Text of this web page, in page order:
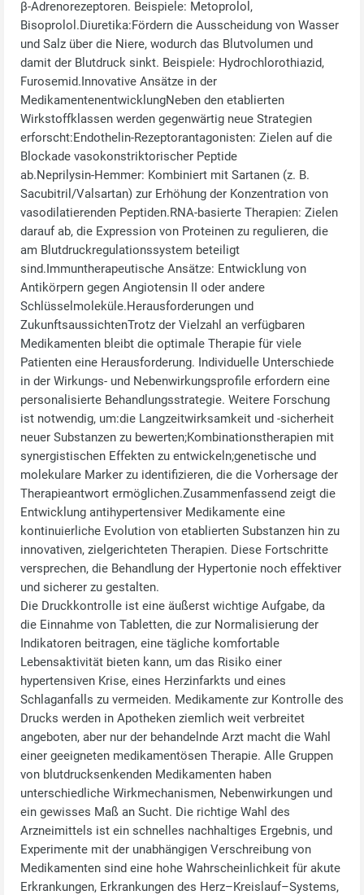
β‑Adrenorezeptoren. Beispiele: Metoprolol,
Bisoprolol.Diuretika:Fördern die Ausscheidung von Wasser
und Salz über die Niere, wodurch das Blutvolumen und
damit der Blutdruck sinkt. Beispiele: Hydrochlorothiazid,
Furosemid.Innovative Ansätze in der
MedikamentenentwicklungNeben den etablierten
Wirkstoffklassen werden gegenwärtig neue Strategien
erforscht:Endothelin‑Rezeptorantagonisten: Zielen auf die
Blockade vasokonstriktorischer Peptide
ab.Neprilysin‑Hemmer: Kombiniert mit Sartanen (z. B.
Sacubitril/Valsartan) zur Erhöhung der Konzentration von
vasodilatierenden Peptiden.RNA‑basierte Therapien: Zielen
darauf ab, die Expression von Proteinen zu regulieren, die
am Blutdruckregulationssystem beteiligt
sind.Immuntherapeutische Ansätze: Entwicklung von
Antikörpern gegen Angiotensin II oder andere
Schlüsselmoleküle.Herausforderungen und
ZukunftsaussichtenTrotz der Vielzahl an verfügbaren
Medikamenten bleibt die optimale Therapie für viele
Patienten eine Herausforderung. Individuelle Unterschiede
in der Wirkungs‑ und Nebenwirkungsprofile erfordern eine
personalisierte Behandlungsstrategie. Weitere Forschung
ist notwendig, um:die Langzeitwirksamkeit und -sicherheit
neuer Substanzen zu bewerten;Kombinationstherapien mit
synergistischen Effekten zu entwickeln;genetische und
molekulare Marker zu identifizieren, die die Vorhersage der
Therapieantwort ermöglichen.Zusammenfassend zeigt die
Entwicklung antihypertensiver Medikamente eine
kontinuierliche Evolution von etablierten Substanzen hin zu
innovativen, zielgerichteten Therapien. Diese Fortschritte
versprechen, die Behandlung der Hypertonie noch effektiver
und sicherer zu gestalten.
Die Druckkontrolle ist eine äußerst wichtige Aufgabe, da
die Einnahme von Tabletten, die zur Normalisierung der
Indikatoren beitragen, eine tägliche komfortable
Lebensaktivität bieten kann, um das Risiko einer
hypertensiven Krise, eines Herzinfarkts und eines
Schlaganfalls zu vermeiden. Medikamente zur Kontrolle des
Drucks werden in Apotheken ziemlich weit verbreitet
angeboten, aber nur der behandelnde Arzt macht die Wahl
einer geeigneten medikamentösen Therapie. Alle Gruppen
von blutdrucksenkenden Medikamenten haben
unterschiedliche Wirkmechanismen, Nebenwirkungen und
ein gewisses Maß an Sucht. Die richtige Wahl des
Arzneimittels ist ein schnelles nachhaltiges Ergebnis, und
Experimente mit der unabhängigen Verschreibung von
Medikamenten sind eine hohe Wahrscheinlichkeit für akute
Erkrankungen, Erkrankungen des Herz–Kreislauf–Systems,